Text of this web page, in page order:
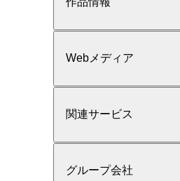
Webメディア
関連サービス
グループ会社